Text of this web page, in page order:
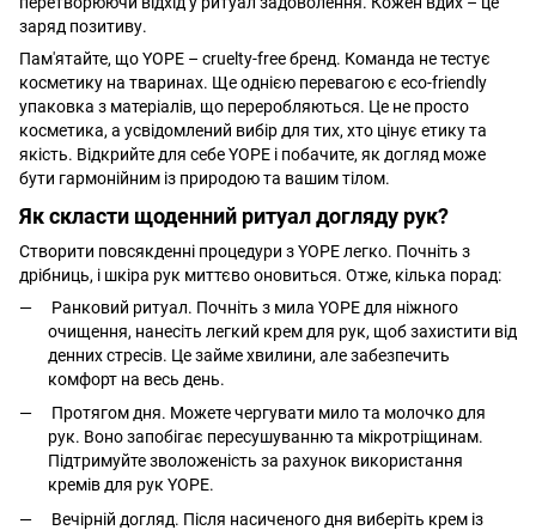
заряд позитиву.
Пам'ятайте, що YOPE – cruelty-free бренд. Команда не тестує
косметику на тваринах. Ще однією перевагою є eco-friendly
упаковка з матеріалів, що переробляються. Це не просто
косметика, а усвідомлений вибір для тих, хто цінує етику та
якість. Відкрийте для себе YOPE і побачите, як догляд може
бути гармонійним із природою та вашим тілом.
Як скласти щоденний ритуал догляду рук?
Створити повсякденні процедури з YOPE легко. Почніть з
дрібниць, і шкіра рук миттєво оновиться. Отже, кілька порад:
Ранковий ритуал. Почніть з мила YOPE для ніжного
очищення, нанесіть легкий крем для рук, щоб захистити від
денних стресів. Це займе хвилини, але забезпечить
комфорт на весь день.
Протягом дня. Можете чергувати мило та молочко для
рук. Воно запобігає пересушуванню та мікротріщинам.
Підтримуйте зволоженість за рахунок використання
кремів для рук YOPE.
Вечірній догляд. Після насиченого дня виберіть крем із